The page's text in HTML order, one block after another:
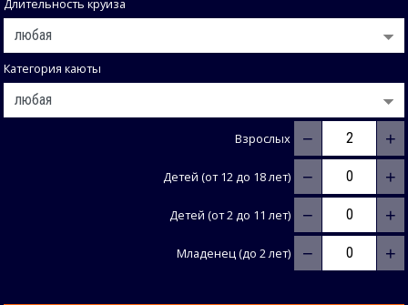
Длительность круиза
Категория каюты
Взрослых − +
Детей (от 12 до 18 лет) − +
Детей (от 2 до 11 лет) − +
Младенец (до 2 лет) − +